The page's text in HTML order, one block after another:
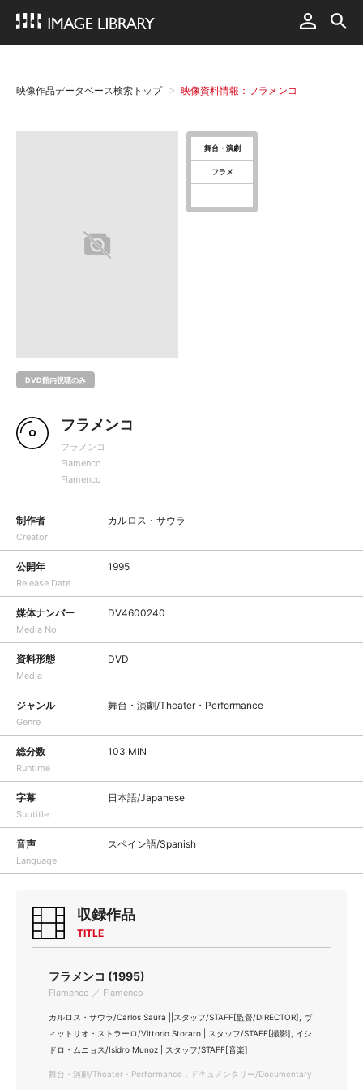
映像作品データベース検索トップ 映像資料情報：フラメンコ
DVD館内視聴のみ
舞台・演劇
フラメ
フラメンコ
フラメンコ
Flamenco
Flamenco
制作者
Creator
カルロス・サウラ
公開年
Release Date
1995
媒体ナンバー
Media No
DV4600240
資料形態
Media
DVD
ジャンル
Genre
舞台・演劇/Theater・Performance
総分数
Runtime
103 MIN
字幕
Subtitle
日本語/Japanese
音声
Language
スペイン語/Spanish
収録作品
TITLE
フラメンコ (1995)
Flamenco ／ Flamenco
カルロス・サウラ/Carlos Saura ||スタッフ/STAFF[監督/DIRECTOR], ヴ
ィットリオ・ストラーロ/Vittorio Storaro ||スタッフ/STAFF[撮影], イシ
ドロ・ムニョス/Isidro Munoz ||スタッフ/STAFF[音楽]
舞台・演劇/Theater・Performance，ドキュメンタリー/Documentary